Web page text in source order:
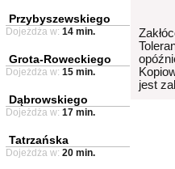
jest
Przybyszewskiego
Dojeżdża w: 14 min.
Grota-Roweckiego
Dojeżdża w: 15 min.
Dąbrowskiego
Dojeżdża w: 17 min.
Tatrzańska
Dojeżdża w: 20 min.